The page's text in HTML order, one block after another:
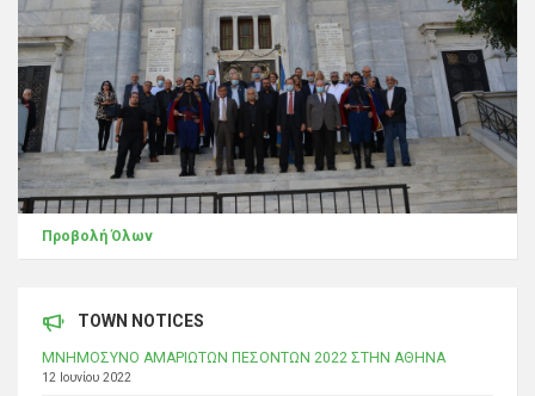
Προβολή Όλων
TOWN NOTICES
ΜΝΗΜΟΣΥΝΟ ΑΜΑΡΙΩΤΩΝ ΠΕΣΟΝΤΩΝ 2022 ΣΤΗΝ ΑΘΗΝΑ
12 Ιουνίου 2022